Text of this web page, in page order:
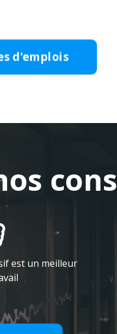
est un meilleur